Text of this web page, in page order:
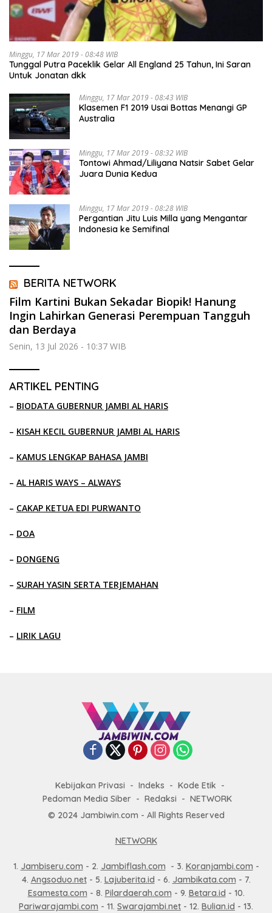
Minggu, 17 Mar 2019 - 08:48 WIB
Tunggal Putra Paceklik Gelar All England 25 Tahun, Ini Saran
Untuk Jonatan dkk
Minggu, 17 Mar 2019 - 08:43 WIB
Klasemen F1 2019 Usai Bottas Menangi GP
Australia
Minggu, 17 Mar 2019 - 08:32 WIB
Tontowi Ahmad/Liliyana Natsir Sabet Gelar
Juara Dunia Kedua
Minggu, 17 Mar 2019 - 08:28 WIB
Pergantian Jitu Luis Milla yang Mengantar
Indonesia ke Semifinal
BERITA NETWORK
Film Kartini Bukan Sekadar Biopik! Hanung
Ingin Lahirkan Generasi Perempuan Tangguh
dan Berdaya
Senin, 13 Jul 2026 - 10:37 WIB
ARTIKEL PENTING
– BIODATA GUBERNUR JAMBI AL HARIS
– KISAH KECIL GUBERNUR JAMBI AL HARIS
– KAMUS LENGKAP BAHASA JAMBI
– AL HARIS WAYS – ALWAYS
– CAKAP KETUA EDI PURWANTO
– DOA
– DONGENG
– SURAH YASIN SERTA TERJEMAHAN
– FILM
– LIRIK LAGU
Kebijakan Privasi Indeks
Kode Etik
Pedoman Media Siber
Redaksi
NETWORK
© 2024 Jambiwin.com - All Rights Reserved
NETWORK
1. Jambiseru.com - 2. Jambiflash.com - 3. Koranjambi.com -
4. Angsoduo.net- 5. Lajuberita.id - 6. Jambikata.com - 7.
Esamesta.com - 8. Pilardaerah.com - 9. Betara.id - 10.
Pariwarajambi.com - 11. Swarajambi.net - 12. Bulian.id - 13.